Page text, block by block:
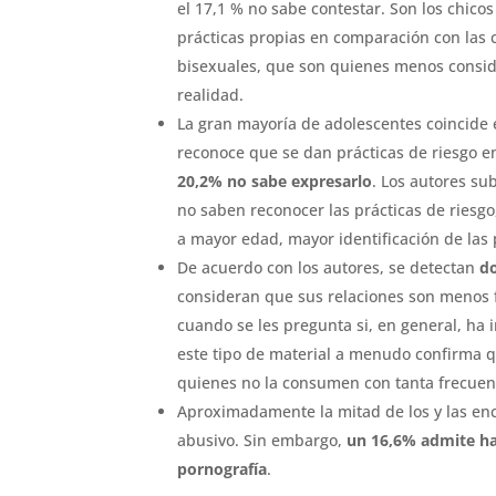
el 17,1 % no sabe contestar. Son los
prácticas propias en comparación con las
bisexuales, que son quienes menos
realidad.
La gran mayoría de adolescentes
reconoce que se dan prácticas de riesgo
20,2% no sabe expresarlo. Los autores
no saben reconocer las prácticas de
a mayor edad, mayor identificación de las
De acuerdo con los autores, se detectan
consideran que sus relaciones son
cuando se les pregunta si, en general,
este tipo de material a menudo confirma
quienes no la consumen con tanta
Aproximadamente la mitad de los y las
abusivo. Sin embargo, un 16,6% admite
pornografía.